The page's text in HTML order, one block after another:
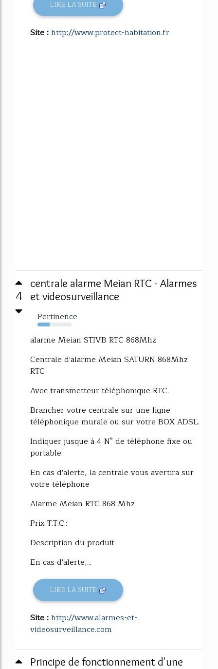
LIRE LA SUITE
Site :http://www.protect-habitation.fr
4
centrale alarme Meian RTC - Alarmes
et videosurveillance
Pertinence
36%
alarme Meian STIVB RTC 868Mhz
Centrale d'alarme Meian SATURN 868Mhz
RTC
Avec transmetteur téléphonique RTC.
Brancher votre centrale sur une ligne
téléphonique murale ou sur votre BOX ADSL.
Indiquer jusque à 4 N° de téléphone fixe ou
portable.
En cas d'alerte, la centrale vous avertira sur
votre téléphone
Alarme Meian RTC 868 Mhz
Prix T.T.C.:
Description du produit
En cas d'alerte,...
LIRE LA SUITE
Site :http://www.alarmes-et-
videosurveillance.com
Principe de fonctionnement d'une